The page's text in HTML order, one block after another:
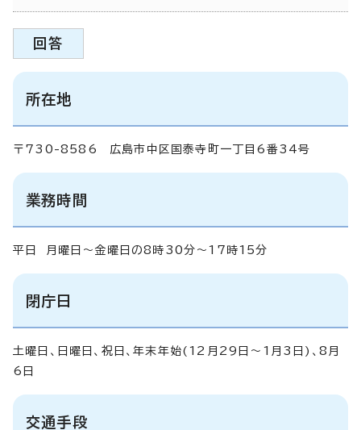
回答
所在地
〒730-8586 広島市中区国泰寺町一丁目6番34号
業務時間
平日 月曜日～金曜日の8時30分～17時15分
閉庁日
土曜日、日曜日、祝日、年末年始(12月29日～1月3日)、8月
6日
交通手段